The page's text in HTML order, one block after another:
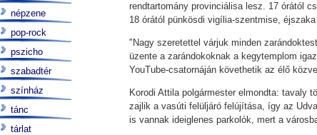
rendtartomány provinciálisa lesz. 17 órától
18 órától pünkösdi vigília-szentmise,
"Nagy szeretettel várjuk minden
üzente a zarándokoknak a kegytemplom
YouTube-csatornáján követhetik az élő
Korodi Attila polgármester elmondta: tavaly
zajlik a vasúti felüljáró felújítása, így az
is vannak ideiglenes parkolók, mert a
népzene
pop-rock
pszicho
szabadtér
színház
tánc
tárlat